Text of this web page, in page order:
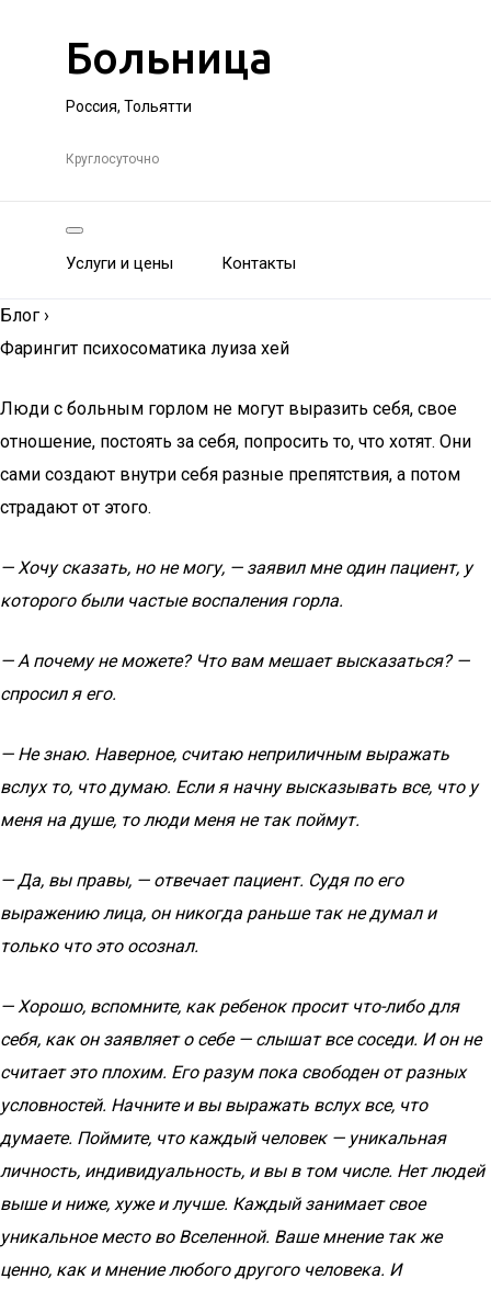
Больница
Россия, Тольятти
Круглосуточно
Услуги и цены Контакты
Блог ›
Фарингит психосоматика луиза хей
Люди с больным горлом не могут выразить себя, свое
отношение, постоять за себя, попросить то, что хотят. Они
сами создают внутри себя разные препятствия, а потом
страдают от этого.
— Хочу сказать, но не могу, — заявил мне один пациент, у
которого были частые воспаления горла.
— А почему не можете? Что вам мешает высказаться? —
спросил я его.
— Не знаю. Наверное, считаю неприличным выражать
вслух то, что думаю. Если я начну высказывать все, что у
меня на душе, то люди меня не так поймут.
— Да, вы правы, — отвечает пациент. Судя по его
выражению лица, он никогда раньше так не думал и
только что это осознал.
— Хорошо, вспомните, как ребенок просит что-либо для
себя, как он заявляет о себе — слышат все соседи. И он не
считает это плохим. Его разум пока свободен от разных
условностей. Начните и вы выражать вслух все, что
думаете. Поймите, что каждый человек — уникальная
личность, индивидуальность, и вы в том числе. Нет людей
выше и ниже, хуже и лучше. Каждый занимает свое
уникальное место во Вселенной. Ваше мнение так же
ценно, как и мнение любого другого человека. И